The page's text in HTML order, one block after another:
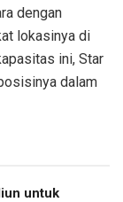
dengan
lokasinya di
ini, Star
dalam
untuk